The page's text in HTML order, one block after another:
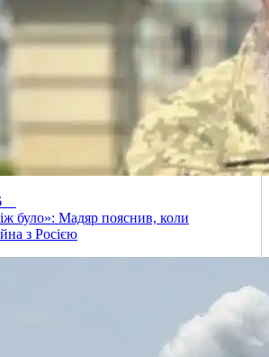
було»: Мадяр пояснив, коли
з Росією